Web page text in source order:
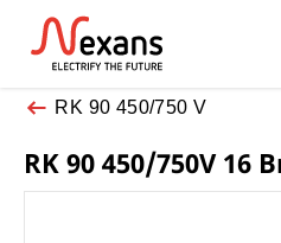
RK 90 450/750 V
RK 90 450/750V 16